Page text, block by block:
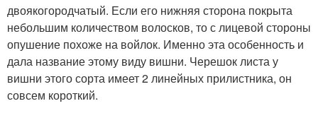
двоякогородчатый. Если его нижняя сторона покрыта
небольшим количеством волосков, то с лицевой стороны
опушение похоже на войлок. Именно эта особенность и
дала название этому виду вишни. Черешок листа у
вишни этого сорта имеет 2 линейных прилистника, он
совсем короткий.